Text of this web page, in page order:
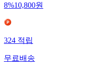
8%10,800원
324 적립
무료배송